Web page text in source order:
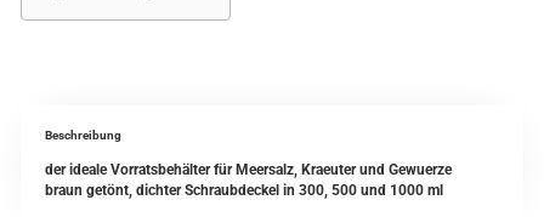
Beschreibung
der ideale Vorratsbehälter für Meersalz, Kraeuter und Gewuerze
braun getönt, dichter Schraubdeckel in 300, 500 und 1000 ml